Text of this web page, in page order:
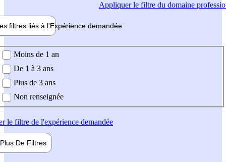
Appliquerle filtre du domaine
filtres liés à l'Expérience demandée
demandée
Moins de 1 an
De 1 à 3 ans
Plus de 3 ans
Non renseignée
le filtre de l'expérience demandée
Plus De Filtres